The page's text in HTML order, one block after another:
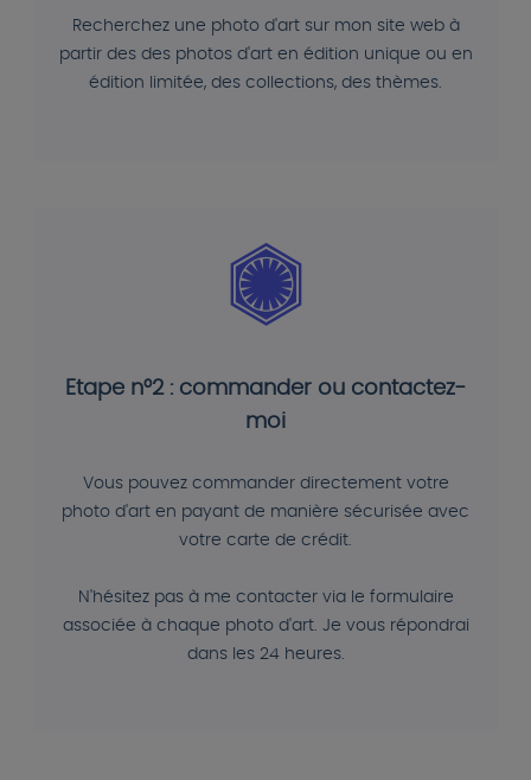
Recherchez une photo d'art sur mon site web à
partir des des photos d'art en édition unique ou en
édition limitée, des collections, des thèmes.
Etape n°2 : commander ou contactez-
moi
Vous pouvez commander directement votre
photo d'art en payant de manière sécurisée avec
votre carte de crédit.
N'hésitez pas à me contacter via le formulaire
associée à chaque photo d'art. Je vous répondrai
dans les 24 heures.